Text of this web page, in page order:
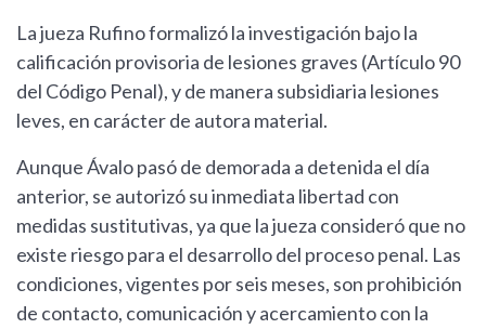
La jueza Rufino formalizó la investigación bajo la
calificación provisoria de lesiones graves (Artículo 90
del Código Penal), y de manera subsidiaria lesiones
leves, en carácter de autora material.
Aunque Ávalo pasó de demorada a detenida el día
anterior, se autorizó su inmediata libertad con
medidas sustitutivas, ya que la jueza consideró que no
existe riesgo para el desarrollo del proceso penal. Las
condiciones, vigentes por seis meses, son prohibición
de contacto, comunicación y acercamiento con la